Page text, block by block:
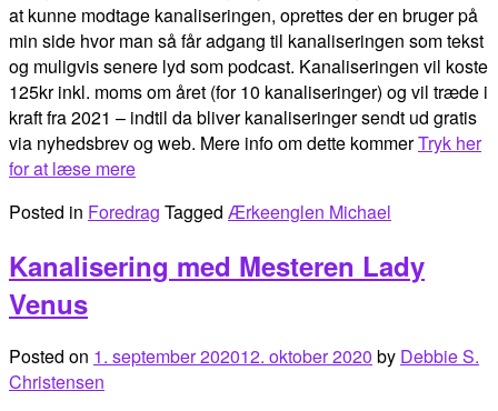
at kunne modtage kanaliseringen, oprettes der en bruger på
min side hvor man så får adgang til kanaliseringen som tekst
og muligvis senere lyd som podcast. Kanaliseringen vil koste
125kr inkl. moms om året (for 10 kanaliseringer) og vil træde i
kraft fra 2021 – indtil da bliver kanaliseringer sendt ud gratis
via nyhedsbrev og web. Mere info om dette kommerTryk her
for at læse mere
Posted in Foredrag Tagged Ærkeenglen Michael
Kanalisering med Mesteren Lady
Venus
Posted on 1. september 202012. oktober 2020 by Debbie S.
Christensen